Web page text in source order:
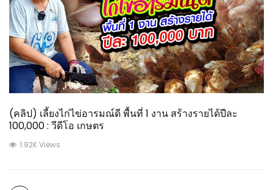
(คลิป) เลี้ยงไก่ไข่อารมณ์ดี พื้นที่ 1 งาน สร้างรายได้ปีละ
100,000 : วีดีโอ เกษตร
1.92K Views